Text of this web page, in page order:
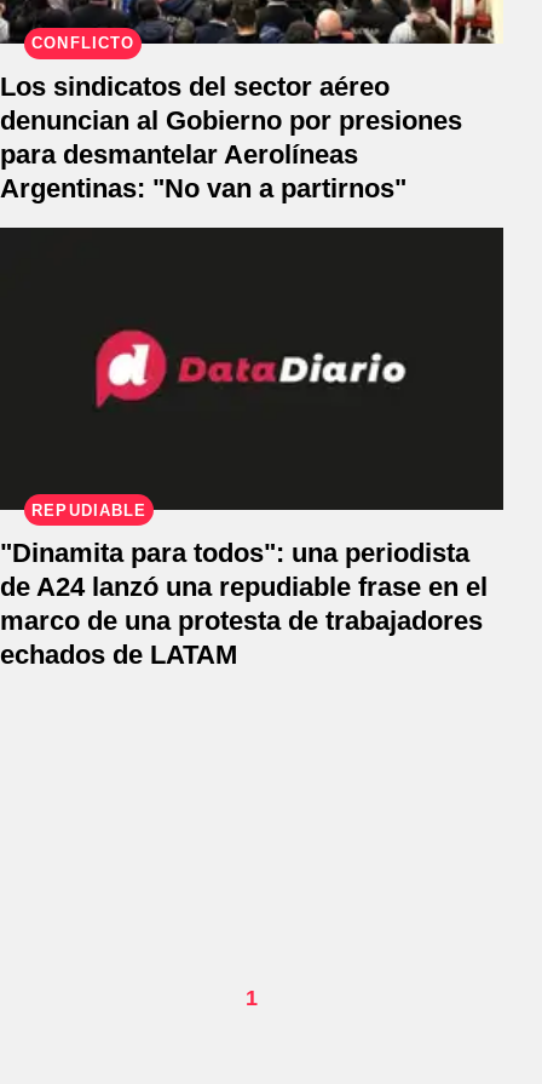
CONFLICTO
Los sindicatos del sector aéreo
denuncian al Gobierno por presiones
para desmantelar Aerolíneas
Argentinas: "No van a partirnos"
REPUDIABLE
"Dinamita para todos": una periodista
de A24 lanzó una repudiable frase en el
marco de una protesta de trabajadores
echados de LATAM
1